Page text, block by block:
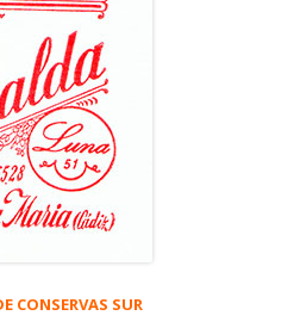
CONSERVAS SUR